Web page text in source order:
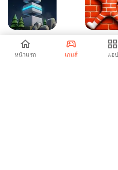
หน้าแรก เกมส์ แอป
Tower Loot Keep
-
Camo Color